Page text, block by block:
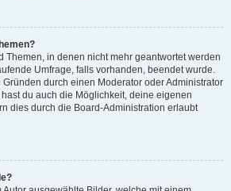
Themen, in denen nicht mehr geantwortet werden
Umfrage, falls vorhanden, beendet wurde.
durch einen Moderator oder Administrator
du auch die Möglichkeit, deine eigenen
dies durch die Board-Administration erlaubt